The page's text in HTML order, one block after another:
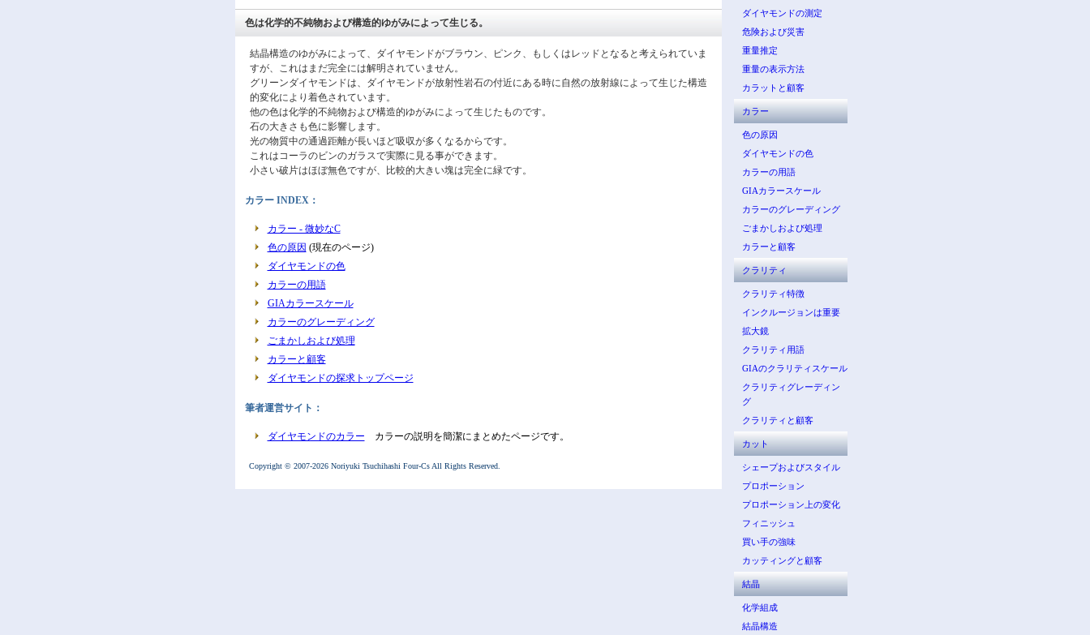
色は化学的不純物および構造的ゆがみによって生じる。
結晶構造のゆがみによって、ダイヤモンドがブラウン、ピンク、もしくはレッドとなると考えられていま
すが、これはまだ完全には解明されていません。
グリーンダイヤモンドは、ダイヤモンドが放射性岩石の付近にある時に自然の放射線によって生じた構造
的変化により着色されています。
他の色は化学的不純物および構造的ゆがみによって生じたものです。
石の大きさも色に影響します。
光の物質中の通過距離が長いほど吸収が多くなるからです。
これはコーラのビンのガラスで実際に見る事ができます。
小さい破片はほぼ無色ですが、比較的大きい塊は完全に緑です。
カラー INDEX：
カラー - 微妙なC
色の原因 (現在のページ)
ダイヤモンドの色
カラーの用語
GIAカラースケール
カラーのグレーディング
ごまかしおよび処理
カラーと顧客
ダイヤモンドの探求トップページ
筆者運営サイト：
ダイヤモンドのカラー カラーの説明を簡潔にまとめたページです。
Copyright © 2007-2026 Noriyuki Tsuchihashi Four-Cs All Rights Reserved.
ダイヤモンドの測定
危険および災害
重量推定
重量の表示方法
カラットと顧客
カラー
色の原因
ダイヤモンドの色
カラーの用語
GIAカラースケール
カラーのグレーディング
ごまかしおよび処理
カラーと顧客
クラリティ
クラリティ特徴
インクルージョンは重要
拡大鏡
クラリティ用語
GIAのクラリティスケール
クラリティグレーディン
グ
クラリティと顧客
カット
シェープおよびスタイル
プロポーション
プロポーション上の変化
フィニッシュ
買い手の強味
カッティングと顧客
結晶
化学組成
結晶構造